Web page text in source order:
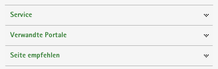
Service
Verwandte Portale
Seite empfehlen